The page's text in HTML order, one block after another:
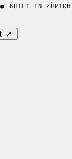
● BUILT IN ZÜRICH
↗